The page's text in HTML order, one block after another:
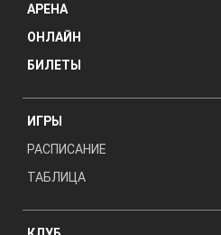
АРЕНА
ОНЛАЙН
БИЛЕТЫ
ИГРЫ
РАСПИСАНИЕ
ТАБЛИЦА